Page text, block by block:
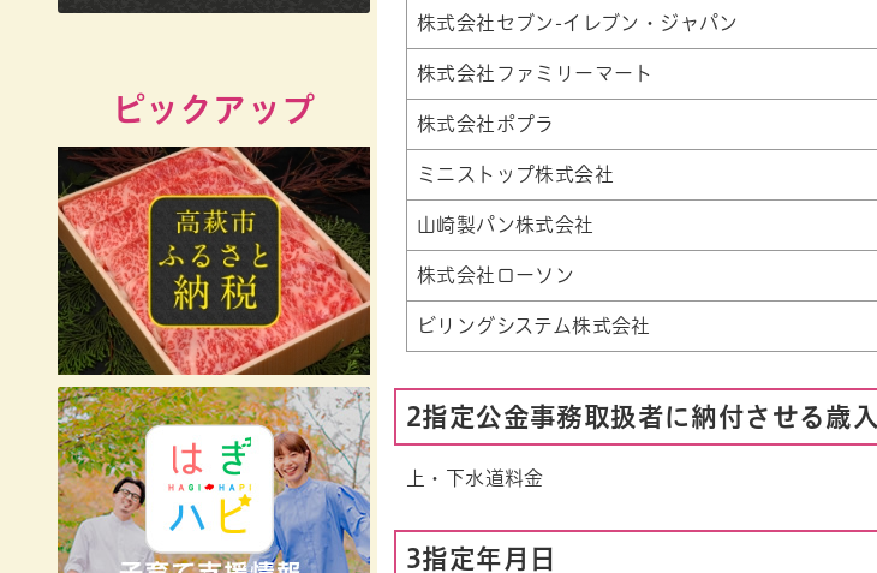
ピックアップ
株式会社セブン-イレブン・ジャパン
株式会社ファミリーマート
株式会社ポプラ
ミニストップ株式会社
山崎製パン株式会社
株式会社ローソン
ビリングシステム株式会社
2指定公金事務取扱者に納付させる歳入
上・下水道料金
3指定年月日